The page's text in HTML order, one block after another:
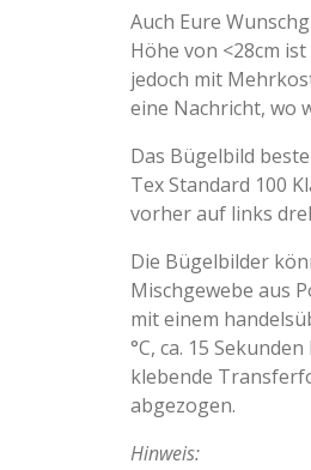
Auch Eure
Höhe von <28cm
jedoch mit
eine Nachricht, wo
Das Bügelbild
Tex Standard 100
vorher auf links
Die Bügelbilder
Mischgewebe aus
mit einem
°C, ca. 15
klebende
abgezogen.
Hinweis: